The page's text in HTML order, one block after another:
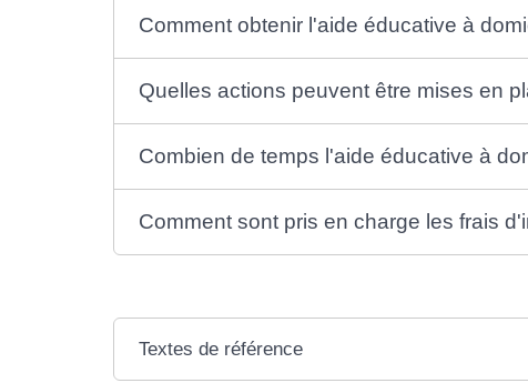
Comment obtenir l'aide éducative à
Quelles actions peuvent être mises en
Combien de temps l'aide éducative à
Comment sont pris en charge les frais
Textes de référence